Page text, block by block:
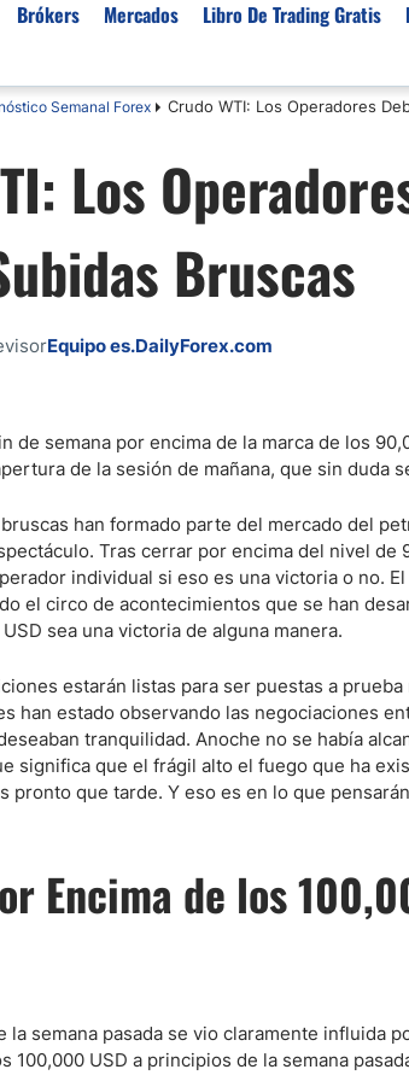
Brókers
Brokers
Brokers
Brokers de
Mercados
USD/COP
Todas las Divisas
Plata (XAG/USD)
Todas las
S&P 500
Todos los índices
Mercado Libre
(SAN)
Todas las
Libro De Trading Gratis
ingresos
en nosotros
Semanal Forex Crudo WTI: Los Operadores
Los
Bruscas
Equipo es.DailyForex.com
de semana por encima de la marca de los
de la sesión de mañana, que sin duda
han formado parte del mercado del
Tras cerrar por encima del nivel
individual si eso es una victoria o no.
el circo de acontecimientos que se han
sea una victoria de alguna manera.
estarán listas para ser puestas a
han estado observando las negociaciones
tranquilidad. Anoche no se había
significa que el frágil alto el fuego que ha
pronto que tarde. Y eso es en lo que
Encima de los
la semana pasada se vio claramente influida
100,000 USD a principios de la semana